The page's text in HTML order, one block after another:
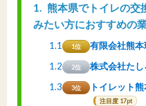
1
熊本県でトイレの交
みたい方におすすめの
1.1 1位 有限会社熊本
1.2 2位 株式会社た
1.3 3位 トイレット
注目度 17pt